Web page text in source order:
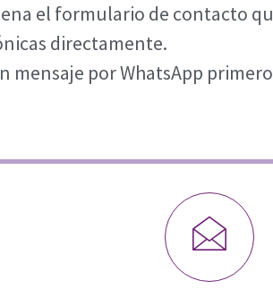
el formulario de contacto
directamente.
por WhatsApp